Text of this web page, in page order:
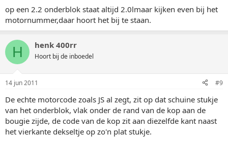
op een 2.2 onderblok staat altijd 2.0lmaar kijken even bij het
motornummer,daar hoort het bij te staan.
H henk 400rr
Hoort bij de inboedel
14 jun 2011 #9
De echte motorcode zoals JS al zegt, zit op dat schuine stukje
van het onderblok, vlak onder de rand van de kop aan de
bougie zijde, de code van de kop zit aan diezelfde kant naast
het vierkante dekseltje op zo'n plat stukje.